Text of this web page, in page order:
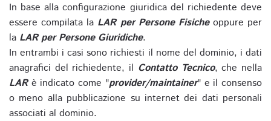
In base alla configurazione giuridica del richiedente deve
essere compilata la LAR per Persone Fisicheoppure per
la LAR per Persone Giuridiche.
In entrambi i casi sono richiesti il nome del dominio, i dati
anagrafici del richiedente, il Contatto Tecnico, che nella
LARè indicato come "provider/maintainer" e il consenso
o meno alla pubblicazione su internet dei dati personali
associati al dominio.